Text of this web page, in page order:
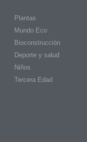
Plantas
Mundo Eco
Bioconstrucción
Deporte y salud
Niños
Tercera Edad